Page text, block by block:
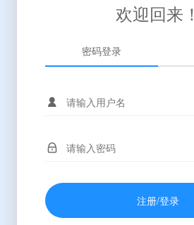
欢迎回来！
密码登录
注册/登录